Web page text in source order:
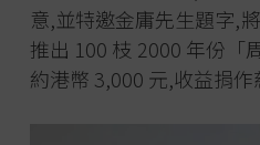
意,並特邀金庸先生題字,
推出 100 枝 2000 年份「
約港幣 3,000 元,收益捐作